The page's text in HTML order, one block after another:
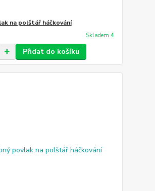
na polštář háčkování
Skladem 4
Přidat do košíku